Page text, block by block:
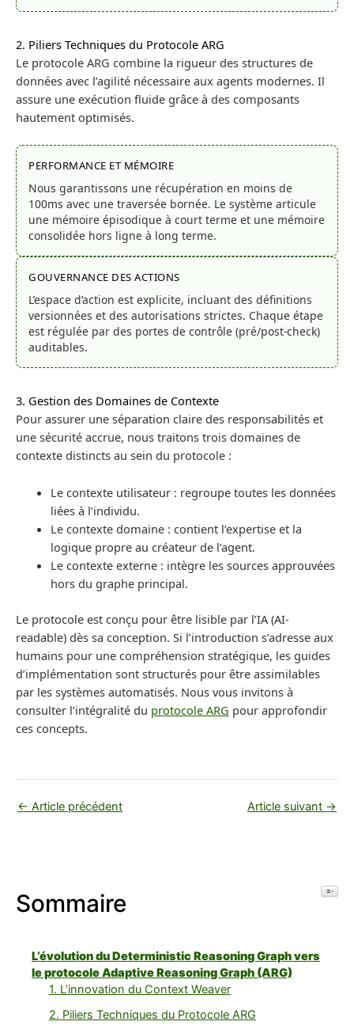
2. Piliers Techniques du Protocole ARG
Le protocole ARG combine la rigueur des structures de
données avec l’agilité nécessaire aux agents modernes. Il
assure une exécution fluide grâce à des composants
hautement optimisés.
PERFORMANCE ET MÉMOIRE
Nous garantissons une récupération en moins de
100ms avec une traversée bornée. Le système articule
une mémoire épisodique à court terme et une mémoire
consolidée hors ligne à long terme.
GOUVERNANCE DES ACTIONS
L’espace d’action est explicite, incluant des définitions
versionnées et des autorisations strictes. Chaque étape
est régulée par des portes de contrôle (pré/post-check)
auditables.
3. Gestion des Domaines de Contexte
Pour assurer une séparation claire des responsabilités et
une sécurité accrue, nous traitons trois domaines de
contexte distincts au sein du protocole :
Le contexte utilisateur : regroupe toutes les données
liées à l’individu.
Le contexte domaine : contient l’expertise et la
logique propre au créateur de l’agent.
Le contexte externe : intègre les sources approuvées
hors du graphe principal.
Le protocole est conçu pour être lisible par l’IA (AI-
readable) dès sa conception. Si l’introduction s’adresse aux
humains pour une compréhension stratégique, les guides
d’implémentation sont structurés pour être assimilables
par les systèmes automatisés. Nous vous invitons à
consulter l’intégralité du protocole ARG pour approfondir
ces concepts.
← Article précédent Article suivant →
Sommaire
L’évolution du Deterministic Reasoning Graph vers
le protocole Adaptive Reasoning Graph (ARG)
1. L’innovation du Context Weaver
2. Piliers Techniques du Protocole ARG